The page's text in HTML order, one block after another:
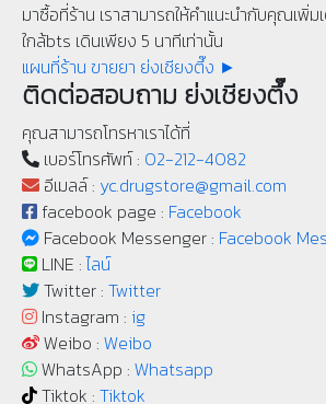
มาซื้อที่ร้าน เราสามารถให้คำแนะนำกับคุณเพิ่ม
ใกล้bts เดินเพียง 5 นาทีเท่านั้น
แผนที่ร้าน ขายยา ย่งเชียงตึ๊ง ►
ติดต่อสอบถาม ย่งเชียงตึ๊ง
คุณสามารถโทรหาเราได้ที่
เบอร์โทรศัพท์ : 02-212-4082
อีเมลล์ : yc.drugstore@gmail.com
facebook page : Facebook
Facebook Messenger : Facebook
LINE :ไลน์
Twitter : Twitter
Instagram : ig
Weibo : Weibo
WhatsApp : Whatsapp
Tiktok : Tiktok